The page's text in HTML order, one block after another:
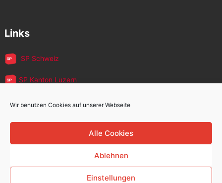
Wir benutzen Cookies auf unserer Webseite
Alle Cookies
Ablehnen
Einstellungen
Links
SP Schweiz
SP Kanton Luzern
JUSO Luzern
SP MigrantInnen
SP 60+